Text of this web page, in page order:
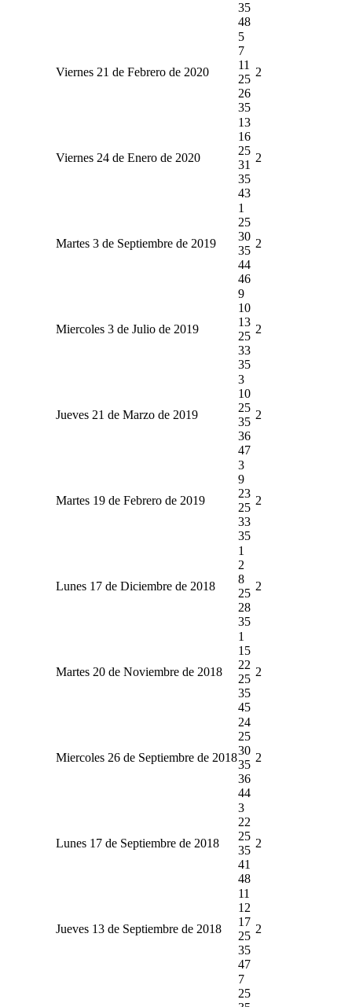
35
48
Viernes 21 de Febrero de 2020
5
7
11
25
26
35
2
Viernes 24 de Enero de 2020
13
16
25
31
35
43
2
Martes 3 de Septiembre de 2019
1
25
30
35
44
46
2
Miercoles 3 de Julio de 2019
9
10
13
25
33
35
2
Jueves 21 de Marzo de 2019
3
10
25
35
36
47
2
Martes 19 de Febrero de 2019
3
9
23
25
33
35
2
Lunes 17 de Diciembre de 2018
1
2
8
25
28
35
2
Martes 20 de Noviembre de 2018
1
15
22
25
35
45
2
Miercoles 26 de Septiembre de 2018
24
25
30
35
36
44
2
Lunes 17 de Septiembre de 2018
3
22
25
35
41
48
2
Jueves 13 de Septiembre de 2018
11
12
17
25
35
47
2
7
25